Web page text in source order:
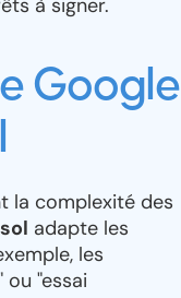
à signer.
Google
la complexité des
adapte les
les
"essai